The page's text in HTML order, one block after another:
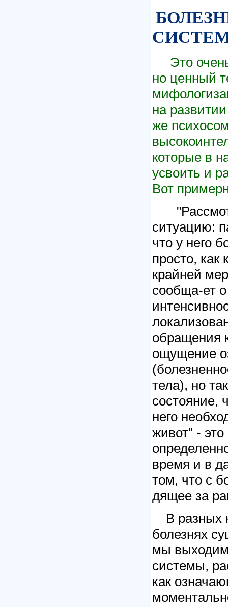
Это
но ценный
на
же
которые в
усвоить и
Вот
ситуацию:
что у него
просто, как
крайней
сообща-ет
обращения
ощущение
тела), но
состояние,
него
живот" -
время и в
том, что с
дящее за
В разных
болезнях
мы выходим
системы,
как